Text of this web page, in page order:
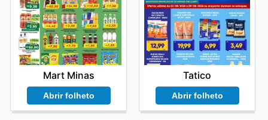
Mart Minas
Abrir folheto
Tatico
Abrir folheto